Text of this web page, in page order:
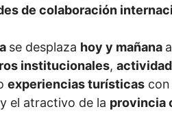
de colaboración
se desplaza hoy y mañana
institucionales,
experiencias turísticas
y el atractivo de la provincia